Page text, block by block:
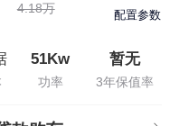
4.18万 配置参数
51Kw
功率
暂无
3年保值率